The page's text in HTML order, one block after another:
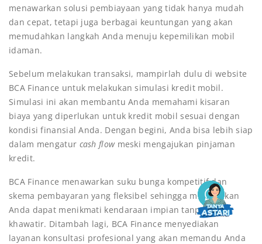
menawarkan solusi pembiayaan yang tidak hanya mudah
dan cepat, tetapi juga berbagai keuntungan yang akan
memudahkan langkah Anda menuju kepemilikan mobil
idaman.
Sebelum melakukan transaksi, mampirlah dulu di website
BCA Finance untuk melakukan simulasi kredit mobil.
Simulasi ini akan membantu Anda memahami kisaran
biaya yang diperlukan untuk kredit mobil sesuai dengan
kondisi finansial Anda. Dengan begini, Anda bisa lebih siap
dalam mengatur cash flowmeski mengajukan pinjaman
kredit.
BCA Finance menawarkan suku bunga kompetitif dan
skema pembayaran yang fleksibel sehingga memastikan
Anda dapat menikmati kendaraan impian tanpa harus
khawatir. Ditambah lagi, BCA Finance menyediakan
layanan konsultasi profesional yang akan memandu Anda